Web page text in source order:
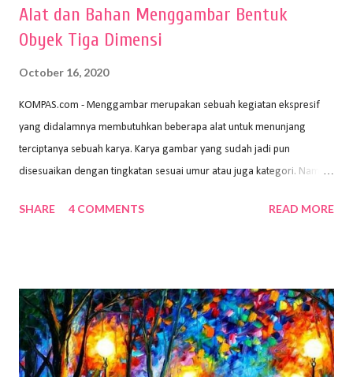
Alat dan Bahan Menggambar Bentuk
Obyek Tiga Dimensi
October 16, 2020
KOMPAS.com - Menggambar merupakan sebuah kegiatan ekspresif
yang didalamnya membutuhkan beberapa alat untuk menunjang
terciptanya sebuah karya. Karya gambar yang sudah jadi pun
disesuaikan dengan tingkatan sesuai umur atau juga kategori. Namun,
sehingga hasilnya bisa dilihat. Peran alat dan bahan sangat
memiliki spesifikasi berbeda sesuai jenisnya. Berikut peralatan
menggambar bentuk: 1. Kertas Gambar Kegiatan menggambar
membutuhkan kertas yang baik agar proses pembuatan gambar lebih
nyaman dan maksimal. Bahan kertas yang baik salah satu syaratnya
SHARE 4 COMMENTS READ MORE